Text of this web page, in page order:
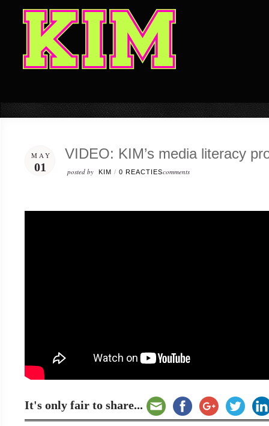
MAY
01
VIDEO: KIM’s media literacy
posted by KIM / 0 REACTIEScomments
It's only fair to share...